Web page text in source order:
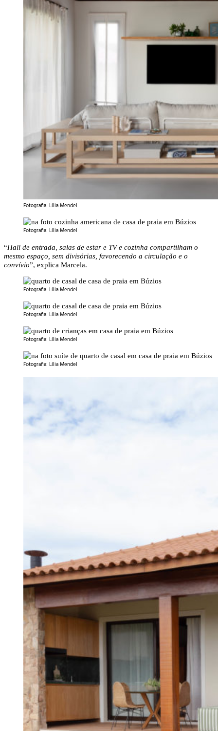
Fotografia: Lília Mendel
Fotografia: Lília Mendel
“Hall de entrada, salas de estar e TV e cozinha compartilham o
mesmo espaço, sem divisórias, favorecendo a circulação e o
convívio”, explica Marcela.
Fotografia: Lília Mendel
Fotografia: Lília Mendel
Fotografia: Lília Mendel
Fotografia: Lília Mendel